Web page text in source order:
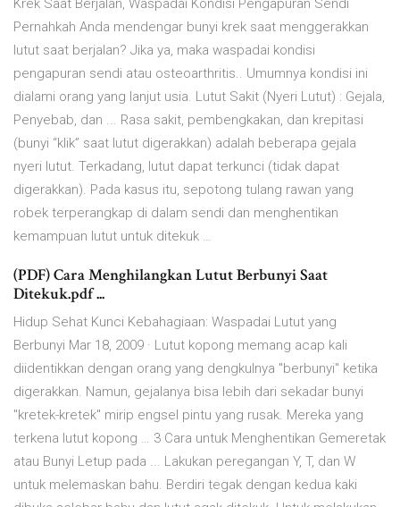
Krek Saat Berjalan, Waspadai Kondisi Pengapuran Sendi
Pernahkah Anda mendengar bunyi krek saat menggerakkan
lutut saat berjalan? Jika ya, maka waspadai kondisi
pengapuran sendi atau osteoarthritis.. Umumnya kondisi ini
dialami orang yang lanjut usia. Lutut Sakit (Nyeri Lutut) : Gejala,
Penyebab, dan ... Rasa sakit, pembengkakan, dan krepitasi
(bunyi “klik” saat lutut digerakkan) adalah beberapa gejala
nyeri lutut. Terkadang, lutut dapat terkunci (tidak dapat
digerakkan). Pada kasus itu, sepotong tulang rawan yang
robek terperangkap di dalam sendi dan menghentikan
kemampuan lutut untuk ditekuk …
(PDF) Cara Menghilangkan Lutut Berbunyi Saat
Ditekuk.pdf ...
Hidup Sehat Kunci Kebahagiaan: Waspadai Lutut yang
Berbunyi Mar 18, 2009 · Lutut kopong memang acap kali
diidentikkan dengan orang yang dengkulnya "berbunyi" ketika
digerakkan. Namun, gejalanya bisa lebih dari sekadar bunyi
"kretek-kretek" mirip engsel pintu yang rusak. Mereka yang
terkena lutut kopong … 3 Cara untuk Menghentikan Gemeretak
atau Bunyi Letup pada ... Lakukan peregangan Y, T, dan W
untuk melemaskan bahu. Berdiri tegak dengan kedua kaki